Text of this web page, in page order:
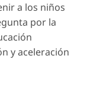
a los niños
por la
y aceleración